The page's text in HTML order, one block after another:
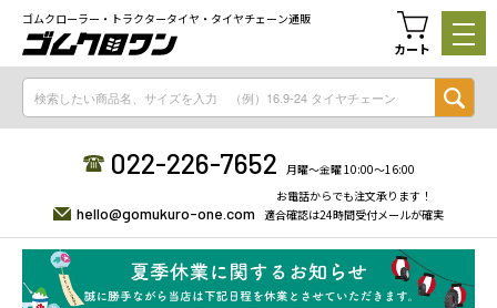
ゴムクローラー・トラクタータイヤ・タイヤチェーン通販
カート
022-226-7652 月曜〜金曜 10:00〜16:00
hello@gomukuro-one.com
お電話からでも注文承ります！
適合確認は24時間受付メールが確実